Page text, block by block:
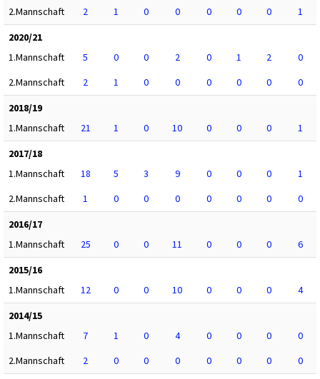
2.Mannschaft
2 1 0 0 0 0 0
1
2020/21
1.Mannschaft
5 0 0 2 0 1 2
0
2.Mannschaft
2 1 0 0 0 0 0
0
2018/19
1.Mannschaft
21 1 0 10 0 0 0
1
2017/18
1.Mannschaft
18 5 3 9 0 0 0
1
2.Mannschaft
1 0 0 0 0 0 0
0
2016/17
1.Mannschaft
25 0 0 11 0 0 0
6
2015/16
1.Mannschaft
12 0 0 10 0 0 0
4
2014/15
1.Mannschaft
7 1 0 4 0 0 0
0
2.Mannschaft
2 0 0 0 0 0 0
0